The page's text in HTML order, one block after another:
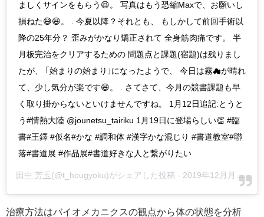
ましくサインをもらう😆。 写真はもう恐縮Maxで、お願いし
損ねた😅😆。 . 今夏以降？それとも、 もしかして前回手術以
降の25年分？ 歪みがかなり矯正されて 全身筋肉痛です。 半
月板完治をクリアするための 問題点と課題(宿題)は残りまし
たが、 ｢始まりの始まり｣になったようで、 今日は霧☁が晴れ
て、少し気分が楽です😆。 . さてさて、今月の競書課題も早
く取り掛からないといけませんですね。 1月12日追記:とうと
う#情熱大陸 @jounetsu_tairiku 1月19日に登場らしい👏 #臨
書#王鐸 #仮名#かな #調和体 #漢字かな混じり #書道教室#聯
落#書道展 #作品展#書道好きな人と繋がりたい
田中 芳玉(@t_hougyoku)がシェアした投稿 - 2019年12月月10日午前1時28分PST
治療方法はバイオメカニクスの観点から体の状態を分析